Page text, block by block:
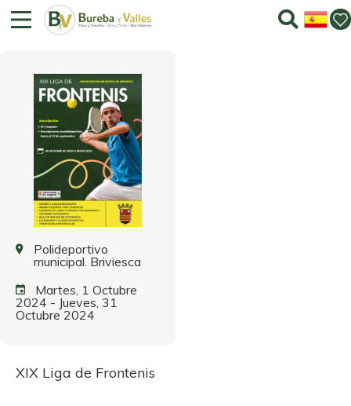
XIX Liga de Frontenis
Polideportivo
municipal. Briviesca
Martes, 1 Octubre
2024 - Jueves, 31
Octubre 2024
XIX Liga de Frontenis